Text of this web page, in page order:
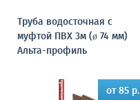
Труба водосточная с
муфтой ПВХ 3м (ø 74 мм)
Альта-профиль
от 85 р.